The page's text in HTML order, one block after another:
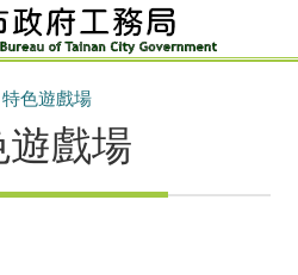
特色遊戲場
遊戲場